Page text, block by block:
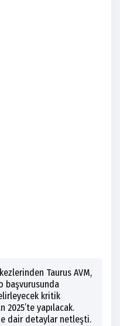
Taurus AVM,
başvurusunda
kritik
2025’te yapılacak.
dair detaylar netleşti.